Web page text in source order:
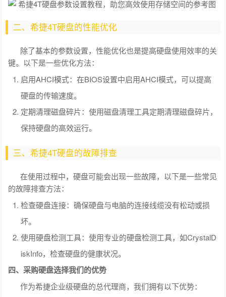
二、希捷4T硬盘的性能优化
除了基本的参数设置，性能优化也是提高硬盘使用效率的关
键。以下是一些优化方法：
启用AHCI模式：在BIOS设置中启用AHCI模式，可以提高
硬盘的传输速度。
定期清理磁盘碎片：使用磁盘清理工具定期清理磁盘碎片，
保持硬盘的高效运行。
三、希捷4T硬盘的故障排查
在使用过程中，硬盘可能会出现一些故障，以下是一些常见
的故障排查方法：
检查硬盘连接：确保硬盘与电脑的连接线缆没有松动或损
坏。
使用硬盘检测工具：使用专业的硬盘检测工具，如CrystalD
iskInfo，检查硬盘的健康状况。
四、采购硬盘选择我们的优势
作为希捷企业级硬盘的总代理商，我们拥有以下优势：